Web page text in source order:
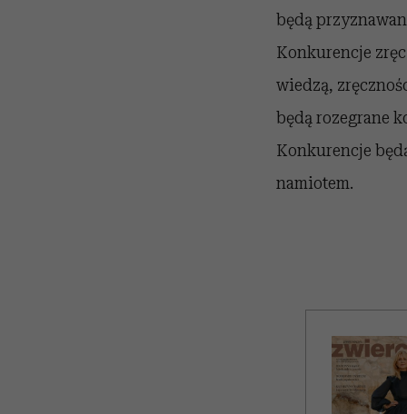
będą
Konkurencje
wiedzą,
będą rozegrane
Konkurencje
namiotem.